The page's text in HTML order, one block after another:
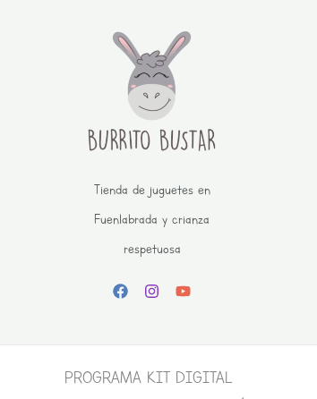
Tienda de juguetes en
Fuenlabrada y crianza
respetuosa
PROGRAMA KIT DIGITAL